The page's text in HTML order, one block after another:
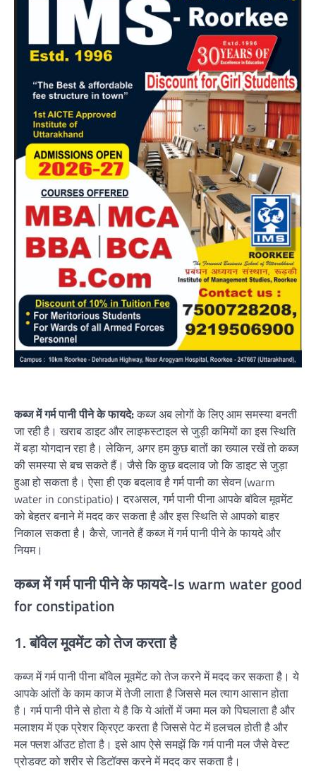
कब्ज में गर्म पानी पीने के फायदे:कब्ज अब लोगों के लिए आम समस्या बनती
जा रही है। खराब डाइट और लाइफस्टाइल से जुड़ी कमियों का इस स्थिति
में बड़ा योगदान रहा है। लेकिन, अगर हम कुछ बातों का ख्याल रखें तो कब्ज
की समस्या से बच सकते हैं। जैसे कि कुछ बदलाव जो कि डाइट से जुड़ा
हुआ हो सकता है। ऐसा ही एक बदलाव है गर्म पानी का सेवन (warm
water in constipatio)। दरअसल, गर्म पानी पीना आपके बॉवेल मूवमेंट
को बेहतर बनाने में मदद कर सकता है और इस स्थिति से आपको बाहर
निकाल सकता है। कैसे, जानते हैं कब्ज में गर्म पानी पीने के फायदे और
नियम।
कब्ज में गर्म पानी पीने के फायदे-Is warm water good
for constipation
1. बॉवेल मूवमेंट को तेज करता है
कब्ज में गर्म पानी पीना बॉवेल मूवमेंट को तेज करने में मदद कर सकता है। ये
आपके आंतों के काम काज में तेजी लाता है जिससे मल त्याग आसान होता
है। गर्म पानी पीने से होता ये है कि ये आंतों में जमा मल को पिघलाता है और
मलाशय में एक प्रेशर क्रिएट करता है जिससे पेट में हलचल होती है और
मल फ्लश ऑउट होता है। इसे आप ऐसे समझें कि गर्म पानी मल जैसे वेस्ट
प्रोडक्ट को शरीर से डिटॉक्स करने में मदद कर सकता है।